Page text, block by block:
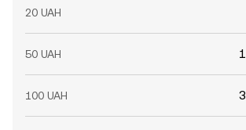
20 UAH
50 UAH
100 UAH